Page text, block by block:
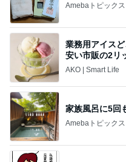
Amebaトピックス
業務用アイス
安い市販の2リ
トレ
AKO | Smart Life
家族風呂に5回
Amebaトピックス